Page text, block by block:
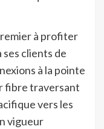
à profiter
clients de
à la pointe
fibre traversant
vers les
vigueur